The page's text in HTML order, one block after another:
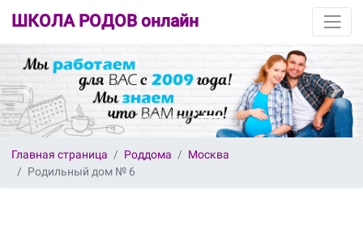
ШКОЛА РОДОВ онлайн
Главная страница Роддома
Москва
Родильный дом № 6